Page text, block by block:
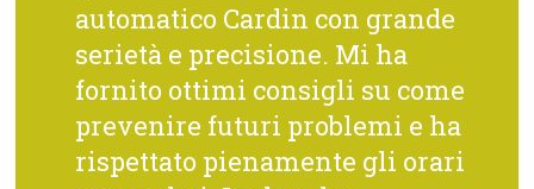
automatico Cardin con grande
serietà e precisione. Mi ha
fornito ottimi consigli su come
prevenire futuri problemi e ha
rispettato pienamente gli orari